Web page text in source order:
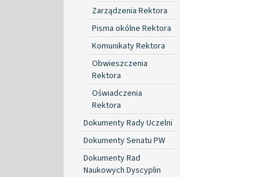
Zarządzenia Rektora
Pisma okólne Rektora
Komunikaty Rektora
Obwieszczenia
Rektora
Oświadczenia
Rektora
Dokumenty Rady Uczelni
Dokumenty Senatu PW
Dokumenty Rad
Naukowych Dyscyplin